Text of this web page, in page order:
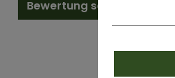
Bewertung schreiben